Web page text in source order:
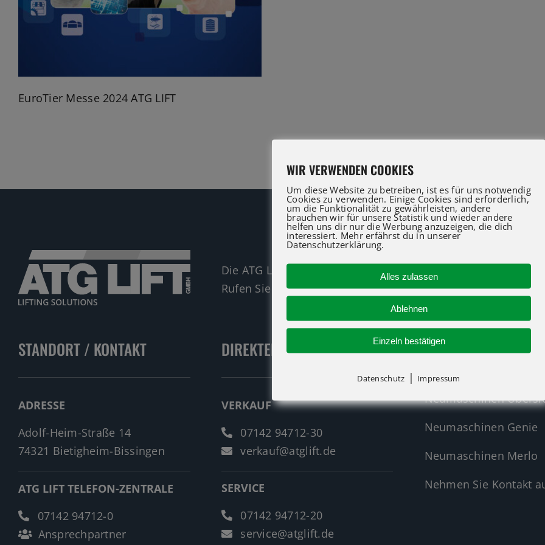
EuroTier Messe 2024 ATG LIFT
Die ATG LIFT Profis für Verkauf und Service beraten Sie
Rufen Sie an oder nutzen Sie unser Kontaktformular für eine
STANDORT / KONTAKT
ADRESSE
Adolf-Heim-Straße 14
74321 Bietigheim-Bissingen
ATG LIFT TELEFON-ZENTRALE
07142 94712-0
Ansprechpartner
DIREKTER-KONTAKT
VERKAUF
07142 94712-30
verkauf@atglift.de
SERVICE
07142 94712-20
service@atglift.de
NEUMASCHINEN
Neumaschinen
Neumaschinen Genie
Neumaschinen Merlo
Nehmen Sie Kontakt
WIR VERWENDEN COOKIES
Um diese Website zu betreiben, ist es für uns notwendig
Cookies zu verwenden. Einige Cookies sind erforderlich,
um die Funktionalität zu gewährleisten, andere
brauchen wir für unsere Statistik und wieder andere
helfen uns dir nur die Werbung anzuzeigen, die dich
interessiert. Mehr erfährst du in unserer
Datenschutzerklärung.
Alles zulassen
Ablehnen
Einzeln bestätigen
Datenschutz | Impressum